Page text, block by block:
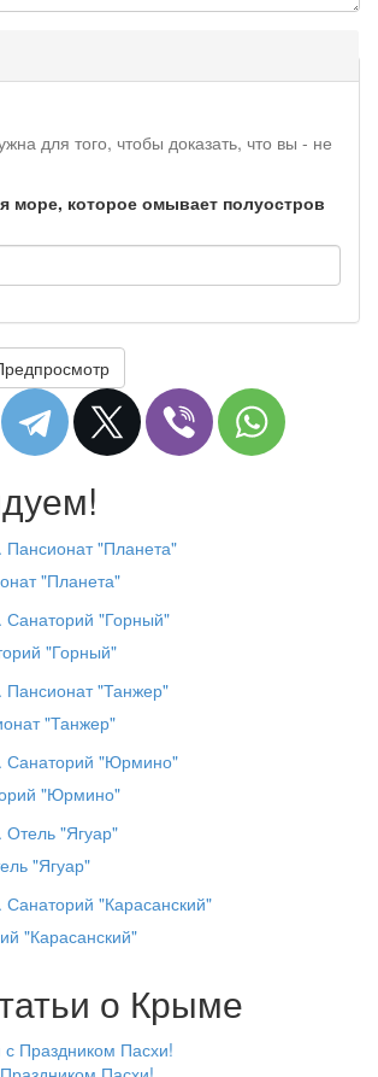
для того, чтобы доказать, что вы - не
море, которое омывает полуостров
"Планета"
"Горный"
"Танжер"
"Юрмино"
"Ягуар"
"Карасанский"
о Крыме